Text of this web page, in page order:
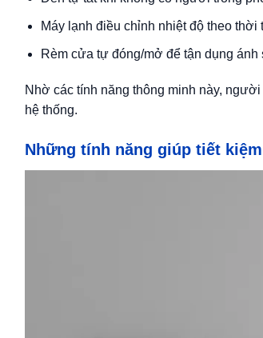
Máy lạnh điều chỉnh nhiệt độ theo thời
Rèm cửa tự đóng/mở để tận dụng ánh
Nhờ các tính năng thông minh này,
hệ thống.
Những tính năng giúp tiết